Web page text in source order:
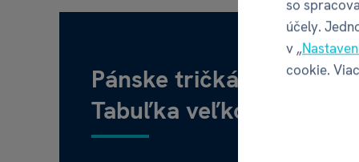
Pánske tričká
Tabuľka veľkostí
so
účely.
v „
cookie.